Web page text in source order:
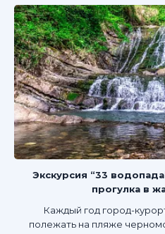
Экскурсия “33
прогулка в
Каждый год город-
полежать на пляже